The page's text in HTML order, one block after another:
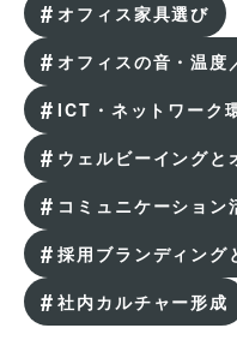
オフィス家具選び
オフィスの音・温度
ICT・ネットワーク
ウェルビーイングと
コミュニケーション
採用ブランディング
社内カルチャー形成